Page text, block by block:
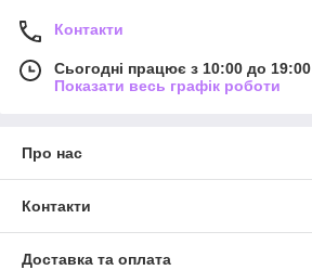
Контакти
Сьогодні працює з 10:00 до 19:00
Показати весь графік роботи
Про нас
Контакти
Доставка та оплата